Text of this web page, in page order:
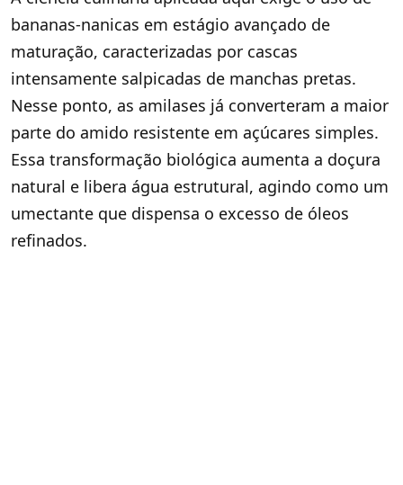
bananas-nanicas em estágio avançado de
maturação, caracterizadas por cascas
intensamente salpicadas de manchas pretas.
Nesse ponto, as amilases já converteram a maior
parte do amido resistente em açúcares simples.
Essa transformação biológica aumenta a doçura
natural e libera água estrutural, agindo como um
umectante que dispensa o excesso de óleos
refinados.